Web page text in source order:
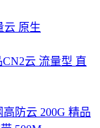
云 原生
CN2云 流量型 直
高防云 200G 精品